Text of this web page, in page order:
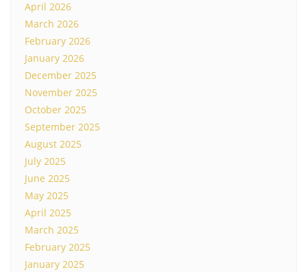
April 2026
March 2026
February 2026
January 2026
December 2025
November 2025
October 2025
September 2025
August 2025
July 2025
June 2025
May 2025
April 2025
March 2025
February 2025
January 2025